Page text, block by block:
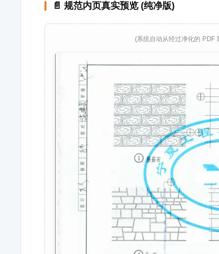
📄 规范内页真实预览 (纯净版)
(系统自动从经过净化的 PDF